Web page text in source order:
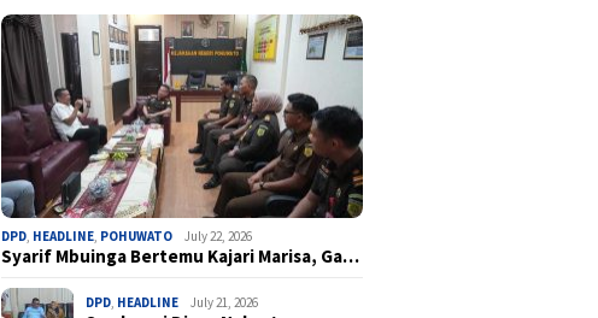
DPD, HEADLINE, POHUWATO July 22, 2026
Syarif Mbuinga Bertemu Kajari Marisa, Ga…
DPD, HEADLINE July 21, 2026